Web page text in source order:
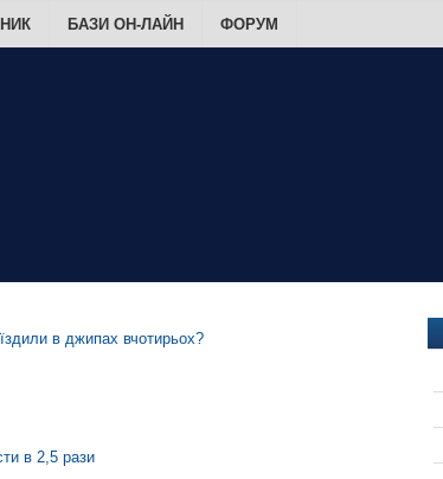
БАЗИ ОН-ЛАЙН ФОРУМ
в джипах вчотирьох?
в 2,5 рази